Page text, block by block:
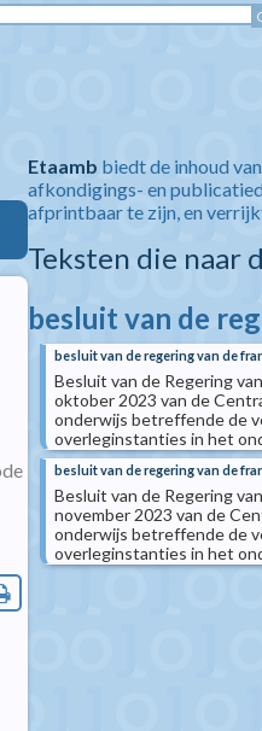
Etaamb biedt de inhoud
afkondigings- en
afprintbaar te zijn, en
Teksten die naar
besluit van de
besluit van de regering van de
Besluit van de Regering
oktober 2023 van de
onderwijs betreffende de
overleginstanties in het
besluit van de regering van de
Besluit van de Regering
november 2023 van de
onderwijs betreffende de
overleginstanties in het